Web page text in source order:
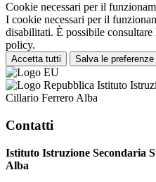
Cookie necessari per il
I cookie necessari per il
disabilitati. È possibile
policy.
Accetta tutti Salva le preferenze
Istituto
Cillario Ferrero Alba
Contatti
Istituto Istruzione Secondaria
Alba